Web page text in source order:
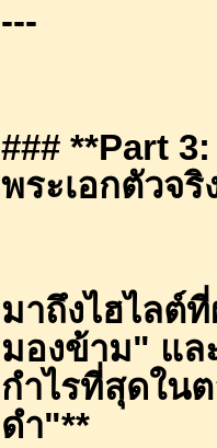
---
### **Part
พระเอกตัวจ
มาถึงไฮไลต์
มองข้าม" แล
กำไรที่สุดใน
ดำ"**